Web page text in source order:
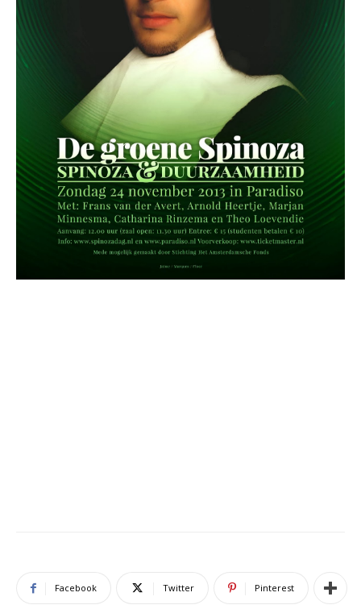
Facebook Twitter Pinterest